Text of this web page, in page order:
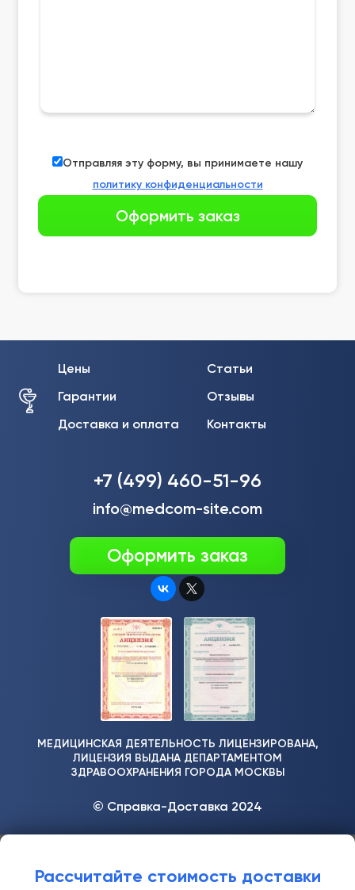
Отправляя эту форму, вы принимаете нашу
политику конфиденциальности
Цены
Гарантии
Доставка и оплата
Статьи
Отзывы
Контакты
МЕДИЦИНСКАЯ ДЕЯТЕЛЬНОСТЬ ЛИЦЕНЗИРОВАНА,
ЛИЦЕНЗИЯ ВЫДАНА ДЕПАРТАМЕНТОМ
ЗДРАВООХРАНЕНИЯ ГОРОДА МОСКВЫ
+7 (499) 460-51-96
info@medcom-site.com
Оформить заказ
© Справка-Доставка 2024
Рассчитайте стоимость доставки